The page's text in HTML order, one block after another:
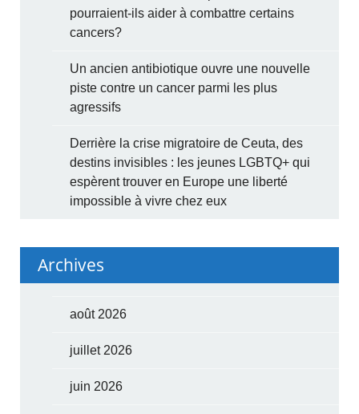
pourraient-ils aider à combattre certains
cancers?
Un ancien antibiotique ouvre une nouvelle
piste contre un cancer parmi les plus
agressifs
Derrière la crise migratoire de Ceuta, des
destins invisibles : les jeunes LGBTQ+ qui
espèrent trouver en Europe une liberté
impossible à vivre chez eux
Archives
août 2026
juillet 2026
juin 2026